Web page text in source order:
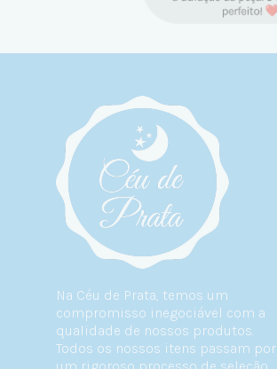
Na Céu de Prata, temos um
compromisso inegociável com a
qualidade de nossos produtos.
Todos os nossos itens passam por